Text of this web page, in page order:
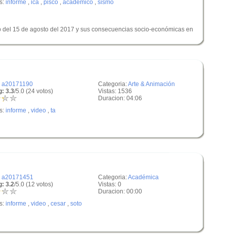
informe , ica , pisco , académico , sismo
15 de agosto del 2017 y sus consecuencias socio-económicas en
Categoria:Arte & Animación
Vistas: 1536
Duracion: 04:06
a20171190
3.3/5.0 (24 votos)
informe , video , ta
Categoria:Académica
Vistas: 0
Duracion: 00:00
a20171451
3.2/5.0 (12 votos)
informe , video , cesar , soto